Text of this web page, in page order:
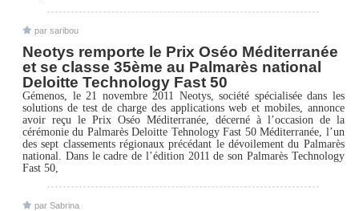
par saribou
Neotys remporte le Prix Oséo Méditerranée
et se classe 35ème au Palmarès national
Deloitte Technology Fast 50
Gémenos, le 21 novembre 2011 Neotys, société spécialisée dans les
solutions de test de charge des applications web et mobiles, annonce
avoir reçu le Prix Oséo Méditerranée, décerné à l’occasion de la
cérémonie du Palmarès Deloitte Tehnology Fast 50 Méditerranée, l’un
des sept classements régionaux précédant le dévoilement du Palmarès
national. Dans le cadre de l’édition 2011 de son Palmarès Technology
Fast 50,
par Sabrina